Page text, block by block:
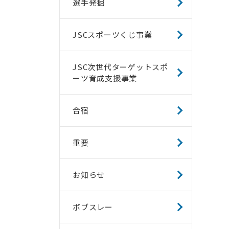
選手発掘
JSCスポーツくじ事業
JSC次世代ターゲットスポ
ーツ育成支援事業
合宿
重要
お知らせ
ボブスレー